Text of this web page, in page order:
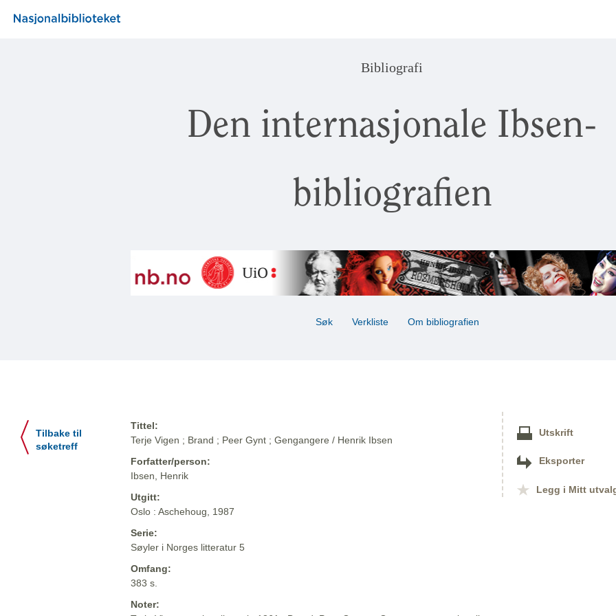
Bibliografi
Den internasjonale Ibsen-
bibliografien
Søk Verkliste Om bibliografien
Tilbake til
søketreff
Tittel:
Terje Vigen ; Brand ; Peer Gynt ; Gengangere / Henrik Ibsen
Forfatter/person:
Ibsen, Henrik
Utgitt:
Oslo : Aschehoug, 1987
Serie:
Søyler i Norges litteratur 5
Omfang:
383 s.
Noter:
Utskrift
Eksporter
Legg i Mitt